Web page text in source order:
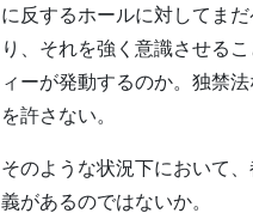
に反するホールに対してま
り、それを強く意識させる
ィーが発動するのか。独禁
を許さない。
そのような状況下において
義があるのではないか。